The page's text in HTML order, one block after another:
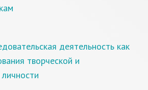
деятельность как
творческой и